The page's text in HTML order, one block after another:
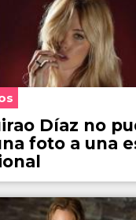
Díaz no
foto a una